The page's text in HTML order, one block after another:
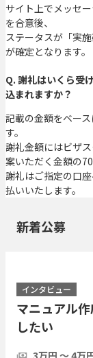
サイト上でメッセ
を合意後、
ステータスが「実
が確定となります。
Q. 謝礼はいくら受
込まれますか？
記載の金額をベー
す。
謝礼金額にはビザ
案いただく金額の
謝礼はご指定の口
払いいたします。
新着公募
インタビュー
マニュアル
したい
3万円 〜 4万